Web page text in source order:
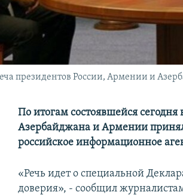
президентов России, Армении и
По итогам состоявшейся
Азербайджана и Армении
российское информационное
«Речь идет о специальной
доверия», - сообщил